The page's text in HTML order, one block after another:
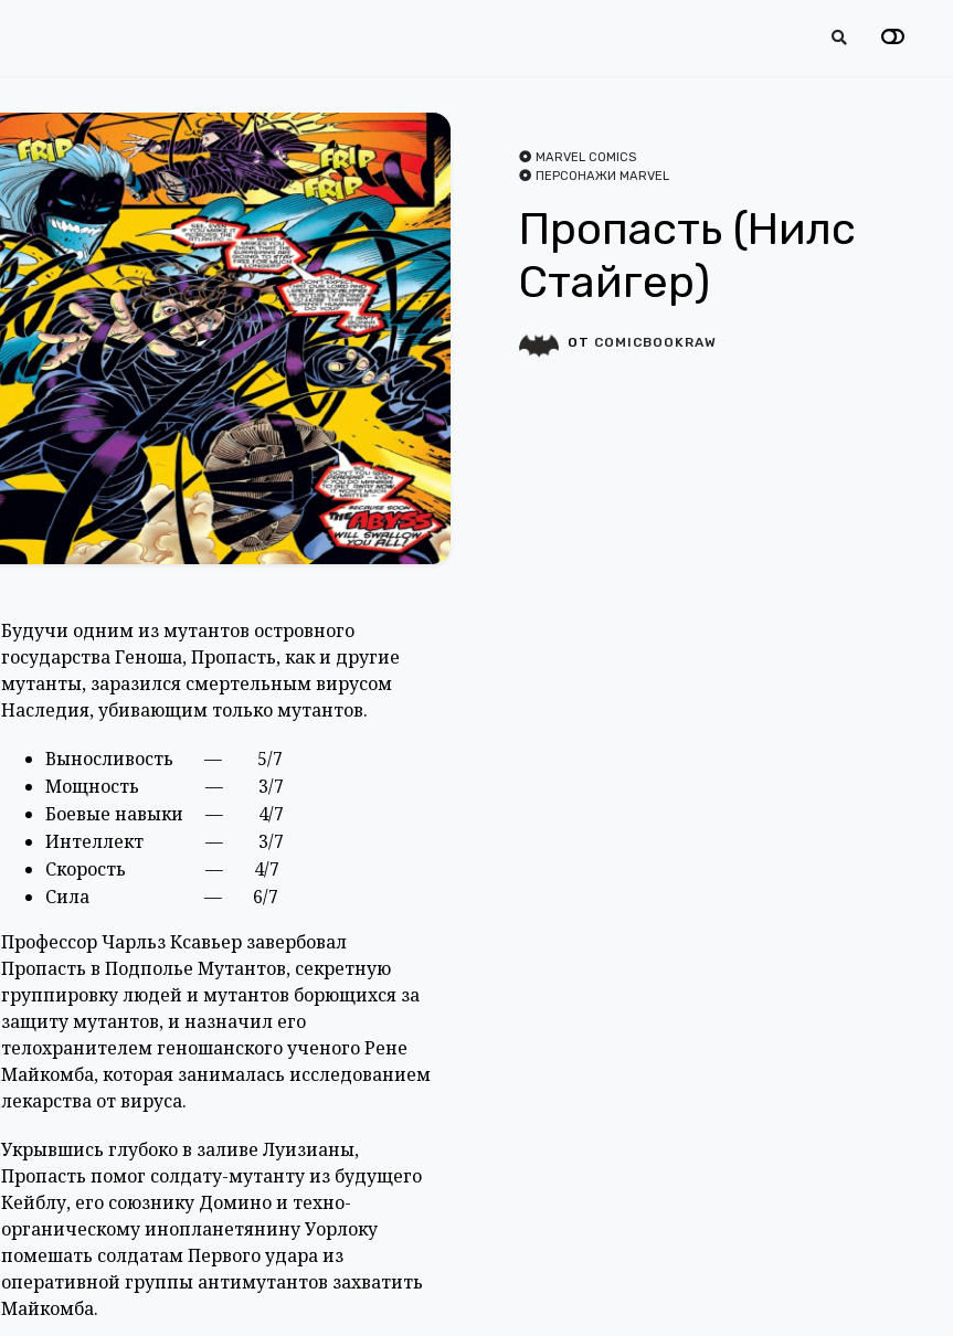
Будучи одним из мутантов островного
государства Геноша, Пропасть, как и другие
мутанты, заразился смертельным вирусом
Наследия, убивающим только мутантов.
Выносливость — 5/7
Мощность — 3/7
Боевые навыки — 4/7
Интеллект — 3/7
Скорость — 4/7
Сила — 6/7
Профессор Чарльз Ксавьер завербовал
Пропасть в Подполье Мутантов, секретную
группировку людей и мутантов борющихся за
защиту мутантов, и назначил его
телохранителем геношанского ученого Рене
Майкомба, которая занималась исследованием
лекарства от вируса.
Укрывшись глубоко в заливе Луизианы,
Пропасть помог солдату-мутанту из будущего
Кейблу, его союзнику Домино и техно-
органическому инопланетянину Уорлоку
помешать солдатам Первого удара из
оперативной группы антимутантов захватить
Майкомба.
MARVEL COMICS
ПЕРСОНАЖИ MARVEL
Пропасть (Нилс
Стайгер)
ОТ COMICBOOKRAW